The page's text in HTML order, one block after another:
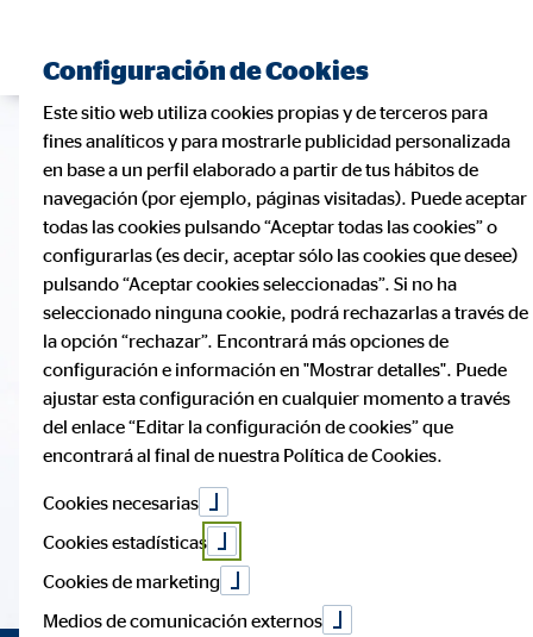
Configuración de Cookies
Este sitio web utiliza cookies propias y de terceros para
fines analíticos y para mostrarle publicidad personalizada
en base a un perfil elaborado a partir de tus hábitos de
navegación (por ejemplo, páginas visitadas). Puede aceptar
todas las cookies pulsando “Aceptar todas las cookies” o
configurarlas (es decir, aceptar sólo las cookies que desee)
pulsando “Aceptar cookies seleccionadas”. Si no ha
seleccionado ninguna cookie, podrá rechazarlas a través de
la opción “rechazar”. Encontrará más opciones de
configuración e información en "Mostrar detalles". Puede
ajustar esta configuración en cualquier momento a través
del enlace “Editar la configuración de cookies” que
encontrará al final de nuestra Política de Cookies.
Cookies necesarias
Cookies estadísticas
Cookies de marketing
Medios de comunicación externos